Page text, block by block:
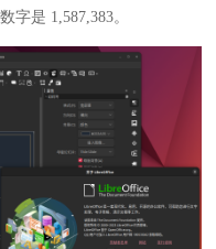
字是 1,587,383。